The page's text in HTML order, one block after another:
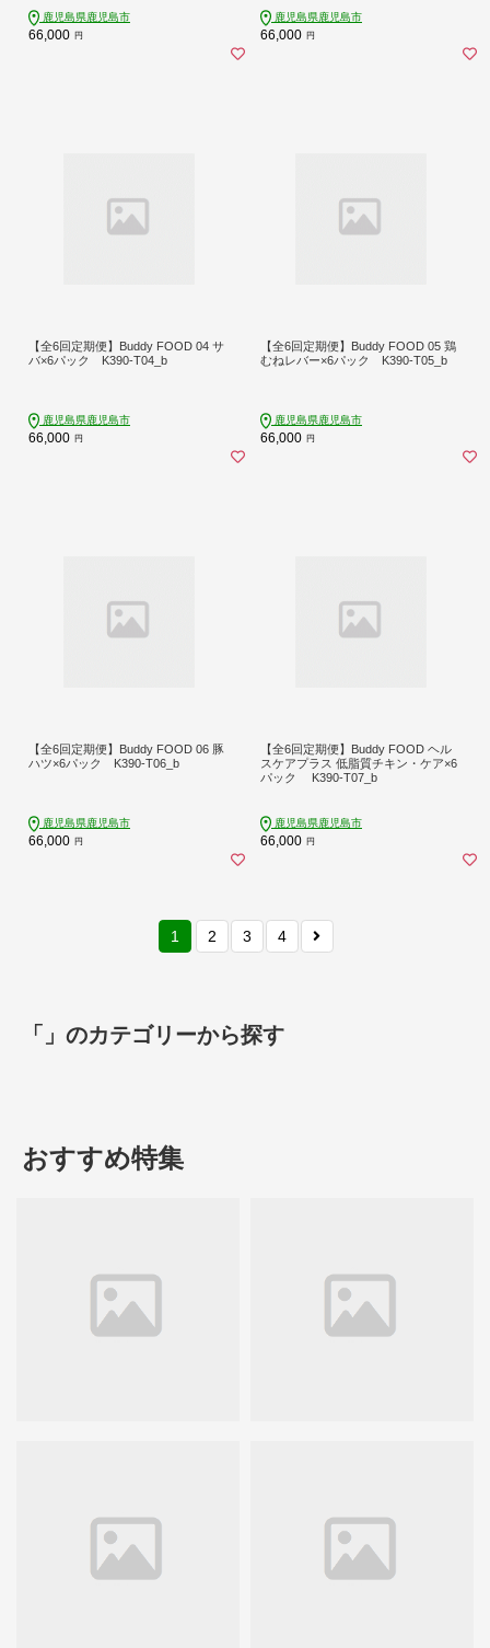
鹿児島県鹿児島市
66,000 円
鹿児島県鹿児島市
66,000 円
【全6回定期便】Buddy FOOD 04 サ
バ×6パック K390-T04_b
鹿児島県鹿児島市
66,000 円
【全6回定期便】Buddy FOOD 05 鶏
むねレバー×6パック K390-T05_b
鹿児島県鹿児島市
66,000 円
【全6回定期便】Buddy FOOD 06 豚
ハツ×6パック K390-T06_b
鹿児島県鹿児島市
66,000 円
【全6回定期便】Buddy FOOD ヘル
スケアプラス 低脂質チキン・ケア×6
パック K390-T07_b
鹿児島県鹿児島市
66,000 円
1 2 3 4
「」のカテゴリーから探す
おすすめ特集